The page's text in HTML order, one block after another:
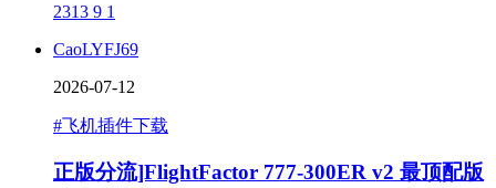
2313 9 1
CaoLYFJ69
2026-07-12
#飞机插件下载
正版分流]FlightFactor 777-300ER v2 最顶配版